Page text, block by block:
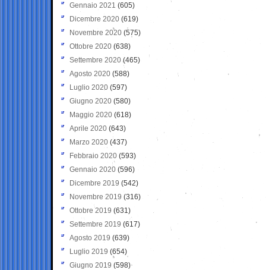
Gennaio 2021 (605)
Dicembre 2020 (619)
Novembre 2020 (575)
Ottobre 2020 (638)
Settembre 2020(465)
Agosto 2020 (588)
Luglio 2020 (597)
Giugno 2020 (580)
Maggio 2020 (618)
Aprile 2020 (643)
Marzo 2020 (437)
Febbraio 2020 (593)
Gennaio 2020 (596)
Dicembre 2019 (542)
Novembre 2019 (316)
Ottobre 2019 (631)
Settembre 2019 (617)
Agosto 2019 (639)
Luglio 2019 (654)
Giugno 2019 (598)